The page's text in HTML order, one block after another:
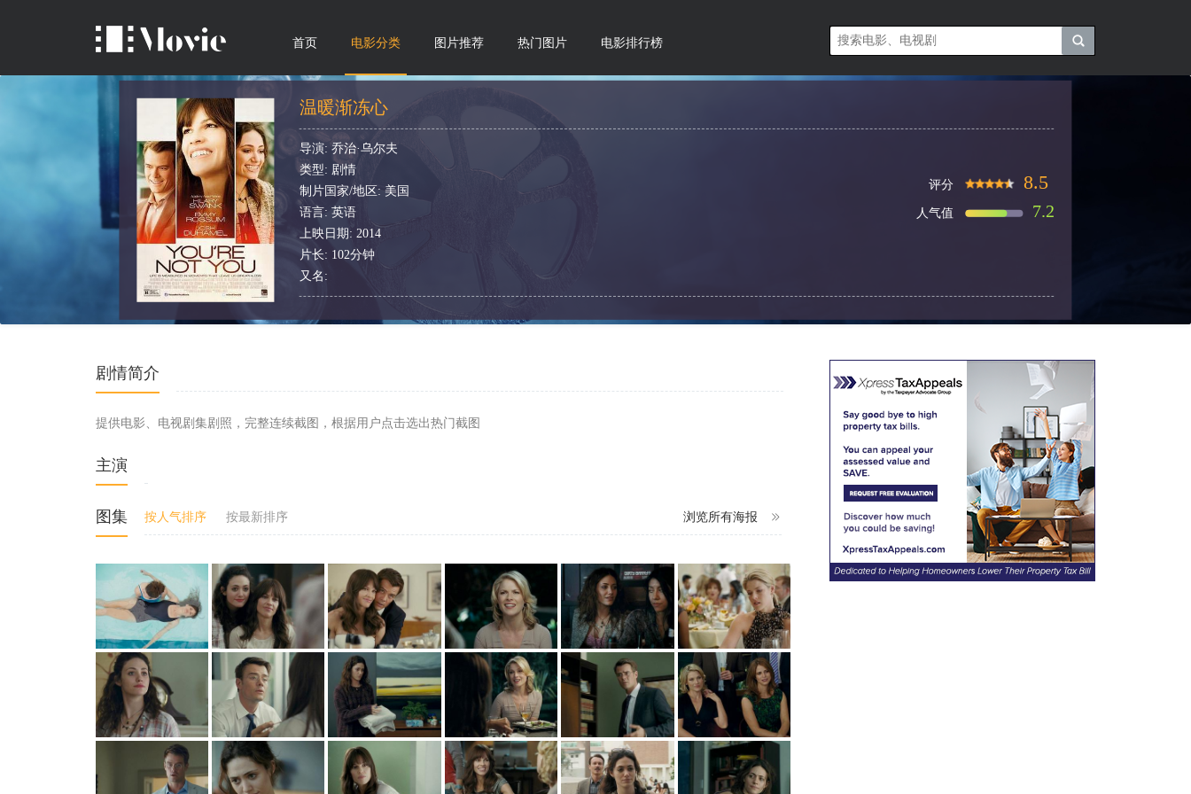
首页 电影分类 图片推荐 热门图片 电影排行榜
温暖渐冻心
导演: 乔治·乌尔夫
类型: 剧情
制片国家/地区: 美国
语言: 英语
上映日期: 2014
片长: 102分钟
又名:
评分 8.5
人气值 7.2
剧情简介
提供电影、电视剧集剧照，完整连续截图，根据用户点击选出热门截图
主演
图集 按人气排序 按最新排序 浏览所有海报